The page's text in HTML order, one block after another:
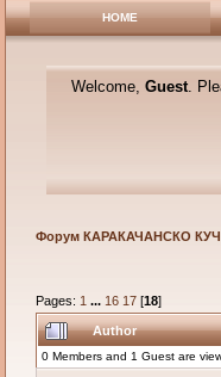
HOME
Welcome, Guest.
Форум КАРАКАЧАНСКО
Pages: 1 ... 16 17[18]
Author
0 Members and 1 Guest are